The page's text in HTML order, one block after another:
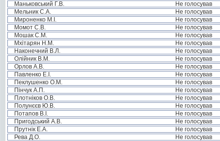
Маньковський Г.В.
Не голосував
Мельник С.А.
Не голосував
Мироненко М.І.
Не голосував
Момот С.В.
Не голосував
Мошак С.М.
Не голосував
Мхітарян Н.М.
Не голосував
Наконечний В.Л.
Не голосував
Олійник В.М.
Не голосував
Орлов А.В.
Не голосував
Павленко Е.І.
Не голосував
Пеклушенко О.М.
Не голосував
Пінчук А.П.
Не голосував
Плотніков О.В.
Не голосував
Полунєєв Ю.В.
Не голосував
Потапов В.І.
Не голосував
Пригодський А.В.
Не голосував
Прутнік Е.А.
Не голосував
Рева Д.О.
Не голосував